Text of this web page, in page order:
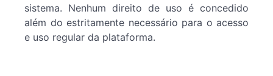
sistema. Nenhum direito de uso é concedido
além do estritamente necessário para o acesso
e uso regular da plataforma.